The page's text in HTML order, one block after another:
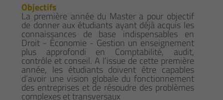
Objectifs
La première année du Master a pour objectif
de donner aux étudiants ayant déjà acquis les
connaissances de base indispensables en
Droit - Économie - Gestion un enseignement
plus approfondi en Comptabilité, audit,
contrôle et conseil. A l’issue de cette première
année, les étudiants doivent être capables
d’avoir une vision globale du fonctionnement
des entreprises et de résoudre des problèmes
complexes et transversaux